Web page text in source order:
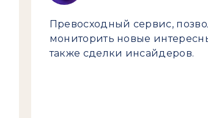
Превосходный сервис,
мониторить новые
также сделки инсайдеров.